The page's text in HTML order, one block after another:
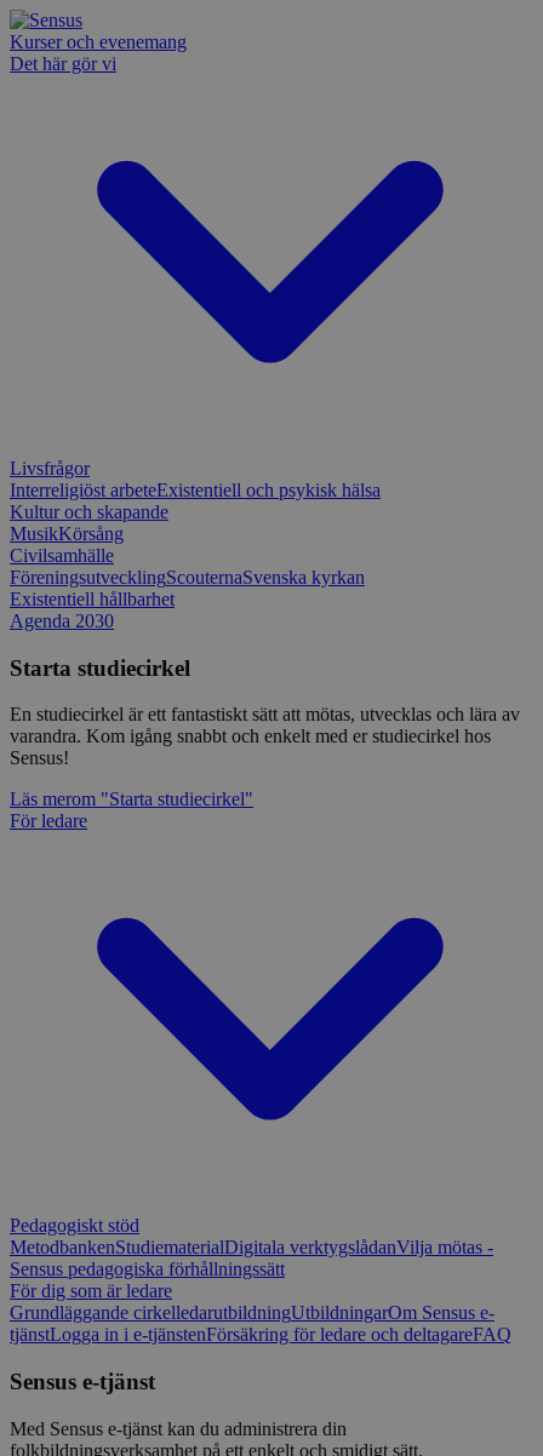
Kurser och evenemang
Det här gör vi
Livsfrågor
Interreligiöst arbeteExistentiell och psykisk hälsa
Kultur och skapande
MusikKörsång
Civilsamhälle
FöreningsutvecklingScouternaSvenska kyrkan
Existentiell hållbarhet
Agenda 2030
Starta studiecirkel
En studiecirkel är ett fantastiskt sätt att mötas, utvecklas och lära av
varandra. Kom igång snabbt och enkelt med er studiecirkel hos
Sensus!
Läs merom "Starta studiecirkel"
För ledare
Pedagogiskt stöd
MetodbankenStudiematerialDigitala verktygslådanVilja mötas -
Sensus pedagogiska förhållningssätt
För dig som är ledare
Grundläggande cirkelledarutbildningUtbildningarOm Sensus e-
tjänstLogga in i e-tjänstenFörsäkring för ledare och deltagareFAQ
Sensus e-tjänst
Med Sensus e-tjänst kan du administrera din
folkbildningsverksamhet på ett enkelt och smidigt sätt.